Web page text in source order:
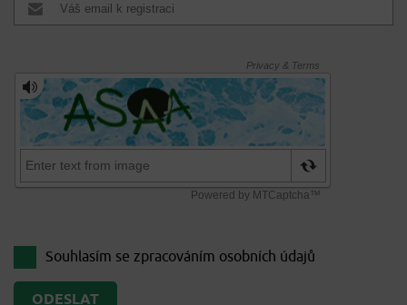
Souhlasím se zpracováním osobních údajů